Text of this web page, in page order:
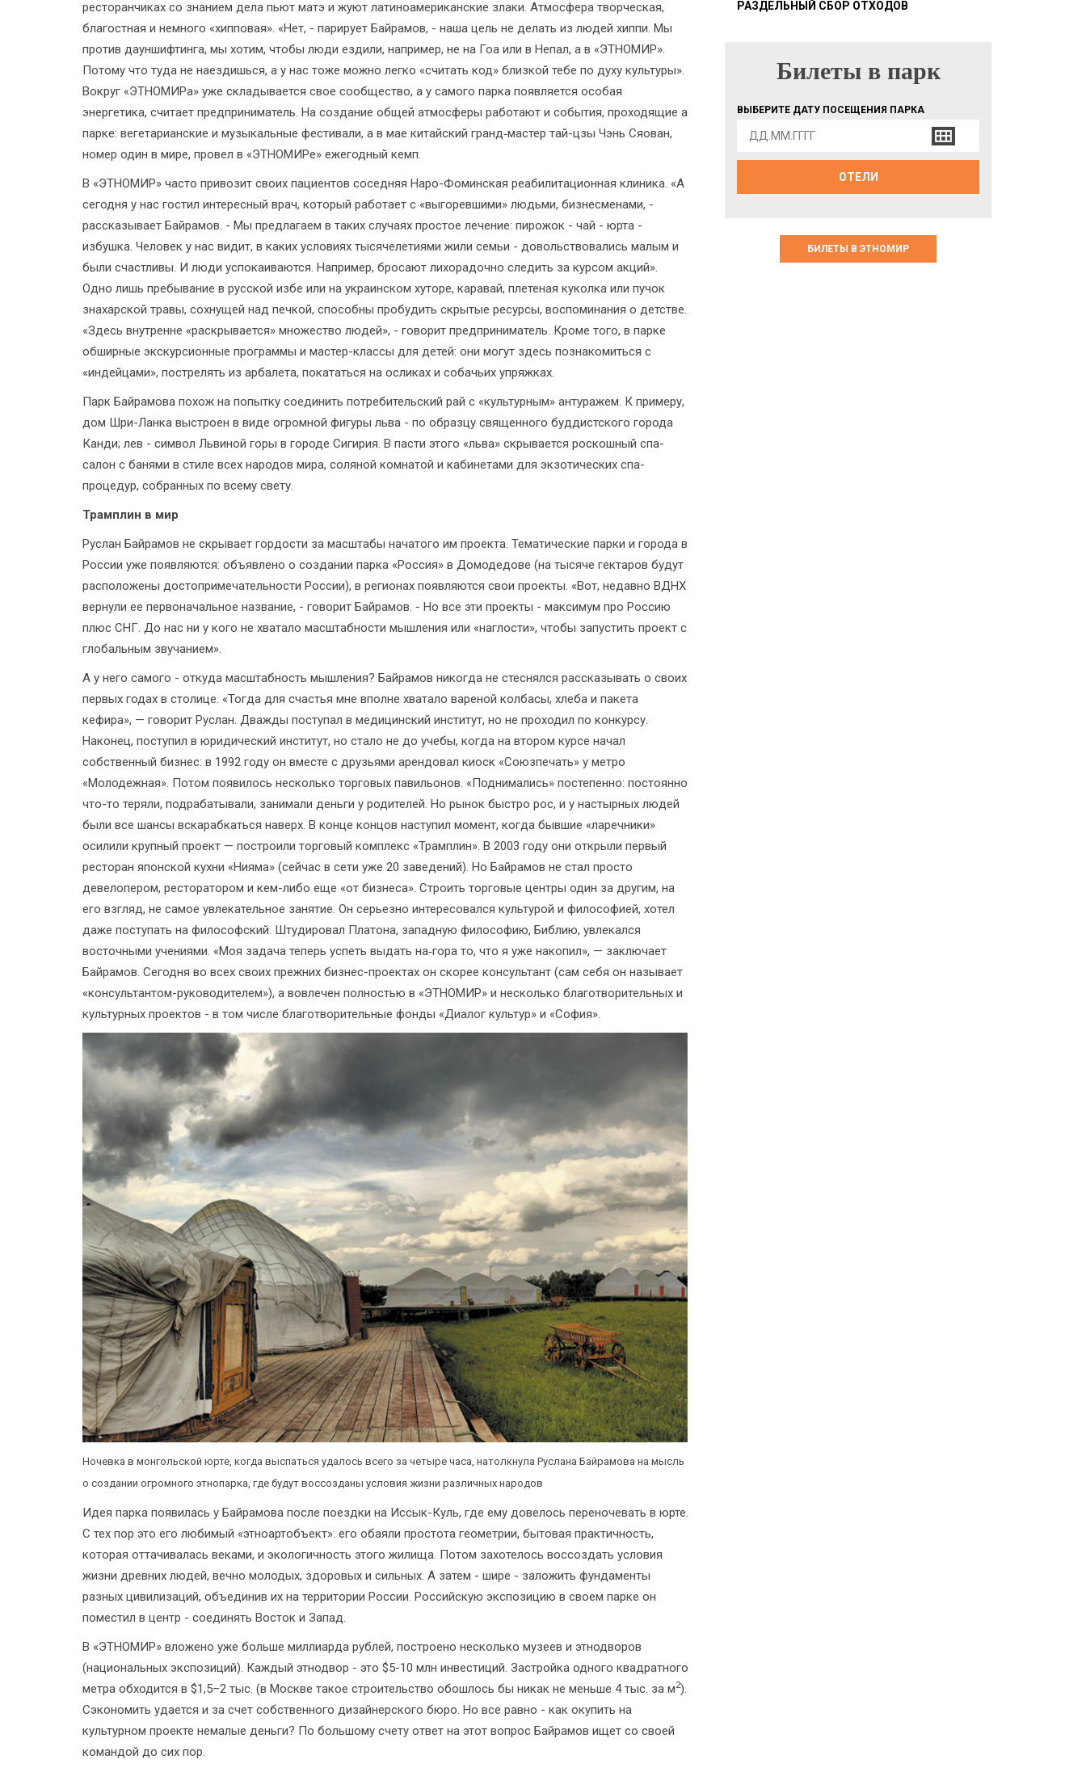
ресторанчиках со знанием дела пьют матэ и жуют латиноамериканские злаки. Атмосфера творческая,
благостная и немного «хипповая». «Нет, - парирует Байрамов, - наша цель не делать из людей хиппи. Мы
против дауншифтинга, мы хотим, чтобы люди ездили, например, не на Гоа или в Непал, а в «ЭТНОМИР».
Потому что туда не наездишься, а у нас тоже можно легко «считать код» близкой тебе по духу культуры».
Вокруг «ЭТНОМИРа» уже складывается свое сообщество, а у самого парка появляется особая
энергетика, считает предприниматель. На создание общей атмосферы работают и события, проходящие а
парке: вегетарианские и музыкальные фестивали, а в мае китайский гранд‑мастер тай-цзы Чэнь Сяован,
номер один в мире, провел в «ЭТНОМИРе» ежегодный кемп.
В «ЭТНОМИР» часто привозит своих пациентов соседняя Наро-Фоминская реабилитационная клиника. «А
сегодня у нас гостил интересный врач, который работает с «выгоревшими» людьми, бизнесменами, -
рассказывает Байрамов. - Мы предлагаем в таких случаях простое лечение: пирожок - чай - юрта -
избушка. Человек у нас видит, в каких условиях тысячелетиями жили семьи - довольствовались малым и
были счастливы. И люди успокаиваются. Например, бросают лихорадочно следить за курсом акций».
Одно лишь пребывание в русской избе или на украинском хуторе, каравай, плетеная куколка или пучок
знахарской травы, сохнущей над печкой, способны пробудить скрытые ресурсы, воспоминания о детстве.
«Здесь внутренне «раскрывается» множество людей», - говорит предприниматель. Кроме того, в парке
обширные экскурсионные программы и мастер-классы для детей: они могут здесь познакомиться с
«индейцами», пострелять из арбалета, покататься на осликах и собачьих упряжках.
Парк Байрамова похож на попытку соединить потребительский рай с «культурным» антуражем. К примеру,
дом Шри-Ланка выстроен в виде огромной фигуры льва - по образцу священного буддистского города
Канди; лев - символ Львиной горы в городе Сигирия. В пасти этого «льва» скрывается роскошный спа-
салон с банями в стиле всех народов мира, соляной комнатой и кабинетами для экзотических спа-
процедур, собранных по всему свету.
Трамплин в мир
Руслан Байрамов не скрывает гордости за масштабы начатого им проекта. Тематические парки и города в
России уже появляются: объявлено о создании парка «Россия» в Домодедове (на тысяче гектаров будут
расположены достопримечательности России), в регионах появляются свои проекты. «Вот, недавно ВДНХ
вернули ее первоначальное название, - говорит Байрамов. - Но все эти проекты - максимум про Россию
плюс СНГ. До нас ни у кого не хватало масштабности мышления или «наглости», чтобы запустить проект с
глобальным звучанием».
А у него самого - откуда масштабность мышления? Байрамов никогда не стеснялся рассказывать о своих
первых годах в столице. «Тогда для счастья мне вполне хватало вареной колбасы, хлеба и пакета
кефира», — говорит Руслан. Дважды поступал в медицинский институт, но не проходил по конкурсу.
Наконец, поступил в юридический институт, но стало не до учебы, когда на втором курсе начал
собственный бизнес: в 1992 году он вместе с друзьями арендовал киоск «Союзпечать» у метро
«Молодежная». Потом появилось несколько торговых павильонов. «Поднимались» постепенно: постоянно
что-то теряли, подрабатывали, занимали деньги у родителей. Но рынок быстро рос, и у настырных людей
были все шансы вскарабкаться наверх. В конце концов наступил момент, когда бывшие «ларечники»
осилили крупный проект — построили торговый комплекс «Трамплин». В 2003 году они открыли первый
ресторан японской кухни «Нияма» (сейчас в сети уже 20 заведений). Но Байрамов не стал просто
девелопером, ресторатором и кем-либо еще «от бизнеса». Строить торговые центры один за другим, на
его взгляд, не самое увлекательное занятие. Он серьезно интересовался культурой и философией, хотел
даже поступать на философский. Штудировал Платона, западную философию, Библию, увлекался
восточными учениями. «Моя задача теперь успеть выдать на‑гора то, что я уже накопил», — заключает
Байрамов. Сегодня во всех своих прежних бизнес-проектах он скорее консультант (сам себя он называет
«консультантом-руководителем»), а вовлечен полностью в «ЭТНОМИР» и несколько благотворительных и
культурных проектов - в том числе благотворительные фонды «Диалог культур» и «София».
Ночевка в монгольской юрте, когда выспаться удалось всего за четыре часа, натолкнула Руслана Байрамова на мысль
о создании огромного этнопарка, где будут воссозданы условия жизни различных народов
Идея парка появилась у Байрамова после поездки на Иссык-Куль, где ему довелось переночевать в юрте.
С тех пор это его любимый «этноартобъект»: его обаяли простота геометрии, бытовая практичность,
которая оттачивалась веками, и экологичность этого жилища. Потом захотелось воссоздать условия
жизни древних людей, вечно молодых, здоровых и сильных. А затем - шире - заложить фундаменты
разных цивилизаций, объединив их на территории России. Российскую экспозицию в своем парке он
поместил в центр - соединять Восток и Запад.
В «ЭТНОМИР» вложено уже больше миллиарда рублей, построено несколько музеев и этнодворов
(национальных экспозиций). Каждый этнодвор - это $5-10 млн инвестиций. Застройка одного квадратного
метра обходится в $1,5–2 тыс. (в Москве такое строительство обошлось бы никак не меньше 4 тыс. за м2).
Сэкономить удается и за счет собственного дизайнерского бюро. Но все равно - как окупить на
культурном проекте немалые деньги? По большому счету ответ на этот вопрос Байрамов ищет со своей
командой до сих пор.
РАЗДЕЛЬНЫЙ СБОР ОТХОДОВ
БИЛЕТЫ В ПАРК
Билеты в парк
ВЫБЕРИТЕ ДАТУ ПОСЕЩЕНИЯ ПАРКА
ОТЕЛИ
БИЛЕТЫ В ЭТНОМИР